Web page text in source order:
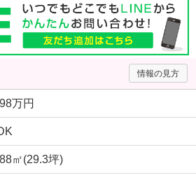
情報の見方
万円
㎡(29.3坪)